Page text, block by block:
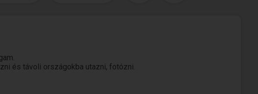
és távoli országokba utazni, fotózni.